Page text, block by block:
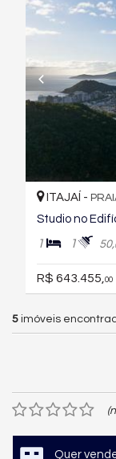
ITAJAÍ -
Studio no
1 1 50,
R$ 643.455, 00
5 imóveis
Quer